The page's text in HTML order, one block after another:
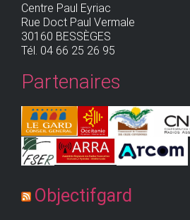
Centre Paul Eyriac
Rue Doct Paul Vermale
30160 BESSÈGES
Tél. 04 66 25 26 95
Partenaires
Objectifgard